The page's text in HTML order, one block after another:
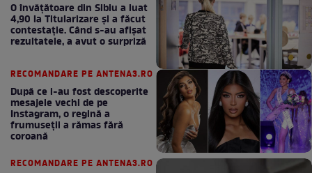
O învățătoare din Sibiu a luat
4,90 la Titularizare și a făcut
contestație. Când s-au afișat
rezultatele, a avut o surpriză
RECOMANDARE PE ANTENA3.RO
După ce i-au fost descoperite
mesajele vechi de pe
Instagram, o regină a
frumuseții a rămas fără
coroană
RECOMANDARE PE ANTENA3.RO